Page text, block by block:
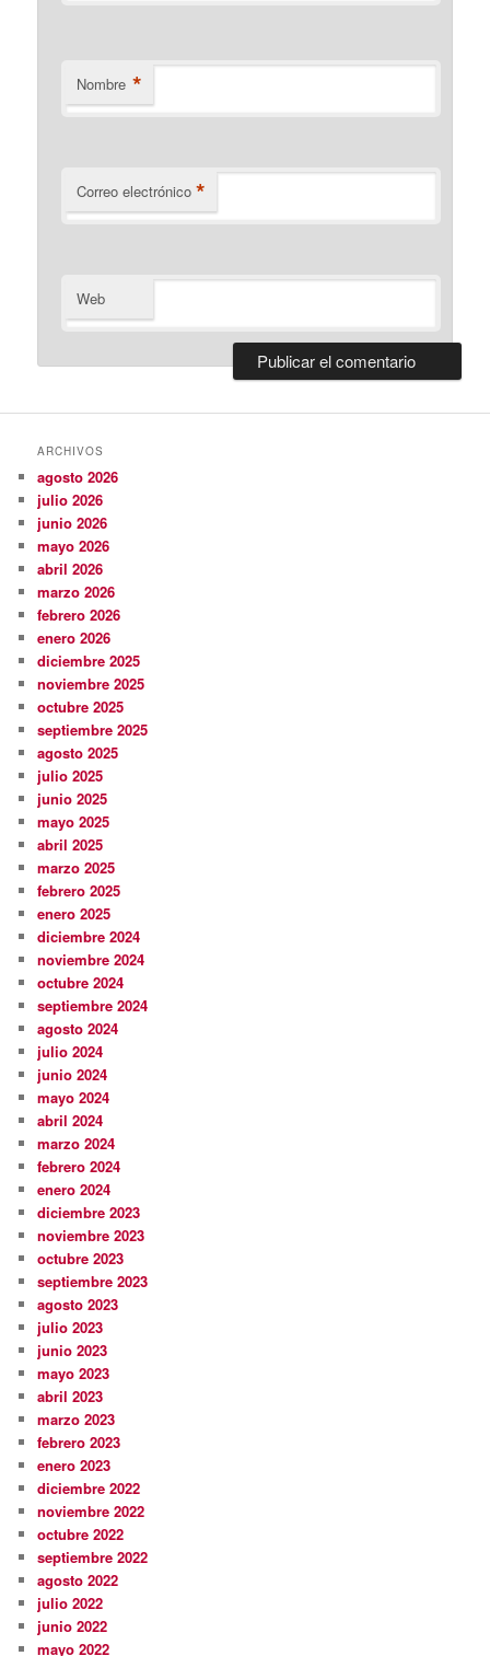
Nombre *
Correo electrónico *
Web
ARCHIVOS
agosto 2026
julio 2026
junio 2026
mayo 2026
abril 2026
marzo 2026
febrero 2026
enero 2026
diciembre 2025
noviembre 2025
octubre 2025
septiembre 2025
agosto 2025
julio 2025
junio 2025
mayo 2025
abril 2025
marzo 2025
febrero 2025
enero 2025
diciembre 2024
noviembre 2024
octubre 2024
septiembre 2024
agosto 2024
julio 2024
junio 2024
mayo 2024
abril 2024
marzo 2024
febrero 2024
enero 2024
diciembre 2023
noviembre 2023
octubre 2023
septiembre 2023
agosto 2023
julio 2023
junio 2023
mayo 2023
abril 2023
marzo 2023
febrero 2023
enero 2023
diciembre 2022
noviembre 2022
octubre 2022
septiembre 2022
agosto 2022
julio 2022
junio 2022
mayo 2022